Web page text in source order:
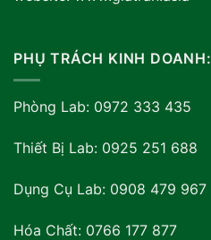
PHỤ TRÁCH KINH DOANH:
Phòng Lab: 0972 333 435
Thiết Bị Lab: 0925 251 688
Dụng Cụ Lab: 0908 479 967
Hóa Chất: 0766 177 877